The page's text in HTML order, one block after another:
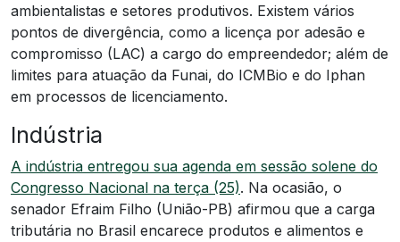
ambientalistas e setores produtivos. Existem vários
pontos de divergência, como a licença por adesão e
compromisso (LAC) a cargo do empreendedor; além de
limites para atuação da Funai, do ICMBio e do Iphan
em processos de licenciamento.
Indústria
A indústria entregou sua agenda em sessão solene do
Congresso Nacional na terça (25). Na ocasião, o
senador Efraim Filho (União-PB) afirmou que a carga
tributária no Brasil encarece produtos e alimentos e